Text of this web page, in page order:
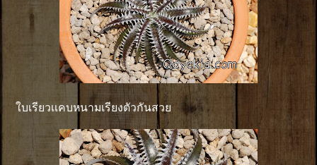
ใบเรียวเเคบหนามเรียงตัวกันสวย